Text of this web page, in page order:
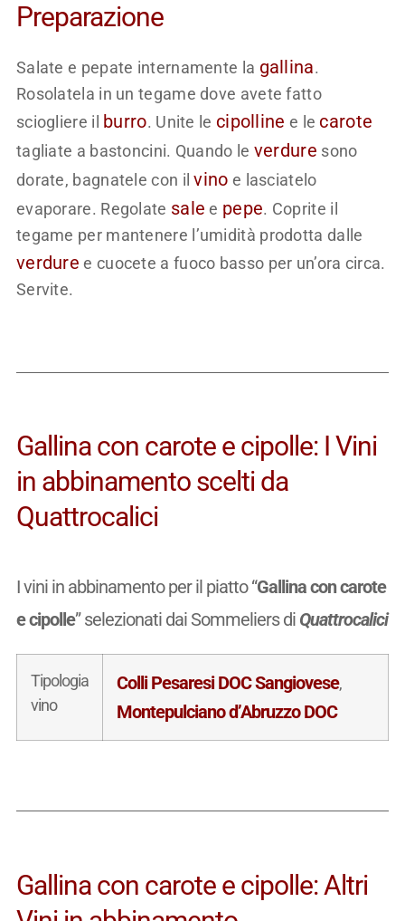
Preparazione
Salate e pepate internamente la gallina.
Rosolatela in un tegame dove avete fatto
sciogliere il
burro. Unite le cipolline e le carote
tagliate a bastoncini. Quando le verdure sono
dorate, bagnatele con ilvino e lasciatelo
evaporare. Regolate sale e pepe. Coprite il
tegame per mantenere l’umidità prodotta dalle
verdure e cuocete a fuoco basso per un’ora circa.
Servite.
Gallina con carote e cipolle: I Vini
in abbinamento scelti da
Quattrocalici
I vini in abbinamento per il piatto “Gallina con carote
e cipolle” selezionati dai Sommeliers di Quattrocalici
Tipologia
vino
Colli Pesaresi DOC Sangiovese,
Montepulciano d’Abruzzo DOC
Gallina con carote e cipolle: Altri